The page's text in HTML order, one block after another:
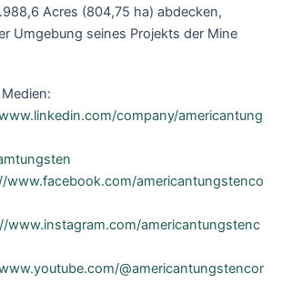
Acres (804,75 ha) abdecken,
Umgebung seines Projekts der Mine
company/americantung
www.facebook.com/americantungstenco
www.instagram.com/americantungstenc
@americantungstencor